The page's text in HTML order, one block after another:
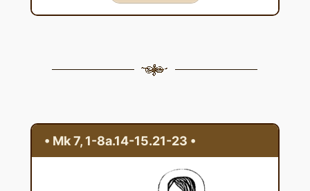
• Mk 7, 1-8a.14-15.21-23 •